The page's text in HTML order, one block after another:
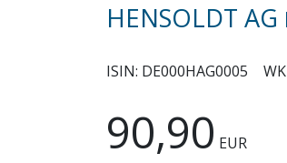
HENSOLDT AG
ISIN: DE000HAG0005
90,90 EUR